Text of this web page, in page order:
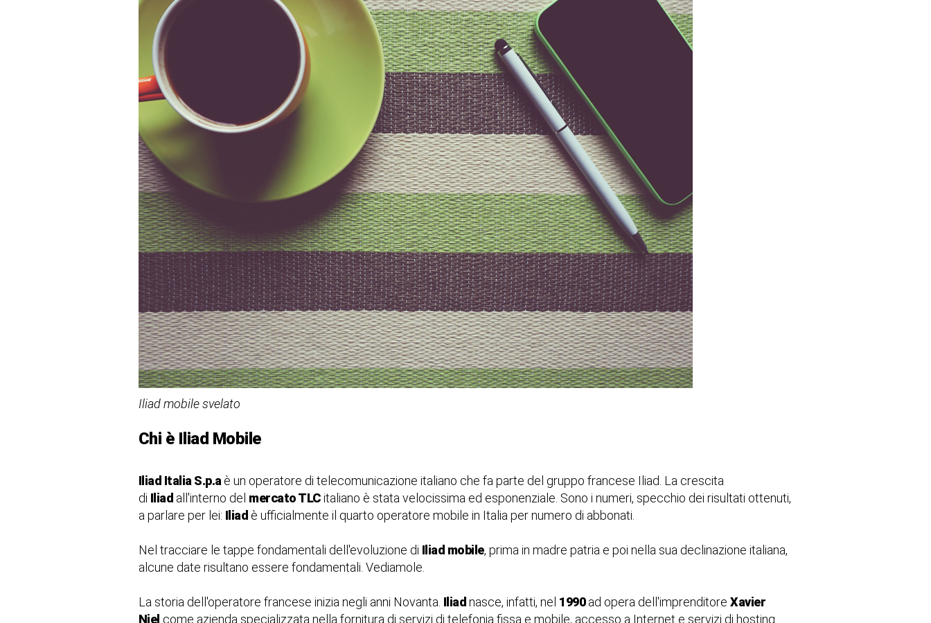
Iliad mobile svelato
Chi è Iliad Mobile
Iliad Italia S.p.a è un operatore di telecomunicazione italiano che fa parte del gruppo francese Iliad. La crescita
di Iliad all'interno del mercato TLCitaliano è stata velocissima ed esponenziale. Sono i numeri, specchio dei risultati ottenuti,
a parlare per lei: Iliad è ufficialmente il quarto operatore mobile in Italia per numero di abbonati.
Nel tracciare le tappe fondamentali dell'evoluzione di Iliad mobile, prima in madre patria e poi nella sua declinazione italiana,
alcune date risultano essere fondamentali. Vediamole.
La storia dell'operatore francese inizia negli anni Novanta. Iliad nasce, infatti, nel 1990ad opera dell'imprenditore Xavier
Niel come azienda specializzata nella fornitura di servizi di telefonia fissa e mobile, accesso a Internet e servizi di hosting.